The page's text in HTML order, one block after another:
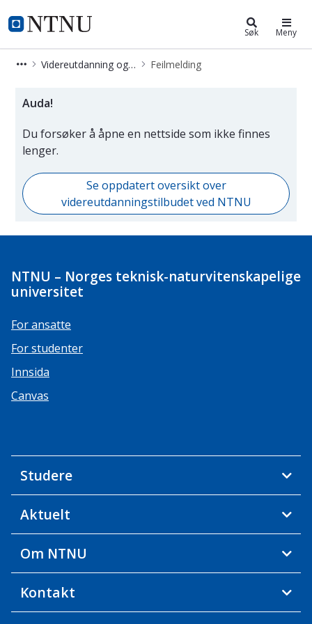
NTNU Hjemmeside
Videreutdanning og deltidsstudier
Søk Meny
Videreutdanning og deltidsstudier Feilmelding
Auda!
Du forsøker å åpne en nettside som ikke finnes
lenger.
Se oppdatert oversikt over
videreutdanningstilbudet ved NTNU
NTNU – Norges teknisk-naturvitenskapelige
universitet
For ansatte
For studenter
Innsida
Canvas
Studere
Aktuelt
Om NTNU
Kontakt